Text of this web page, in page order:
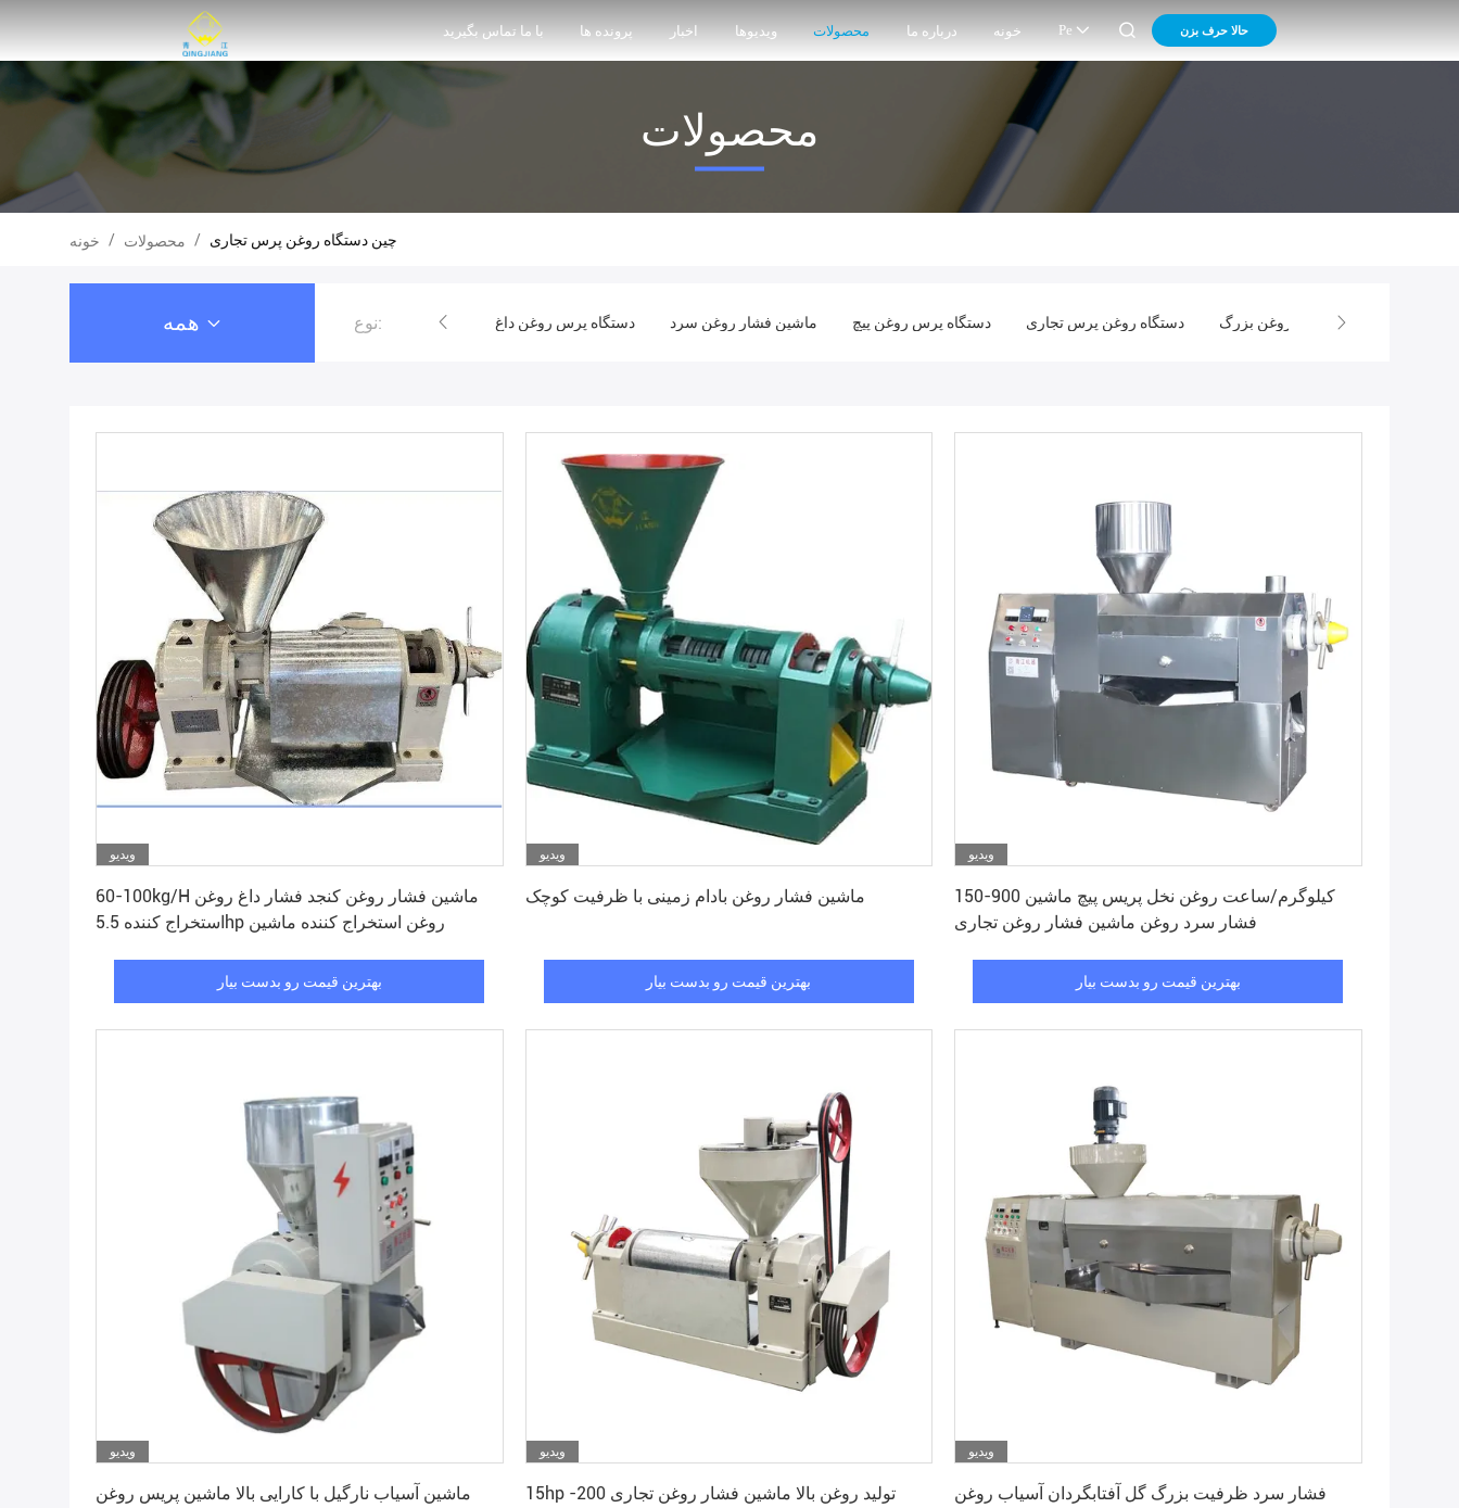
خونه درباره ما محصولات ویدیوها اخبار پرونده ها با ما تماس بگیرید حالا حرف بزن 
Pe
محصولات
خونه / محصولات / چین دستگاه روغن پرس تجاری
نوع:
دستگاه فشار روغن مارپیچی دستگاه پرس روغن داغ ماشین فشار روغن سرد دستگاه پرس روغن پیچ دستگاه روغن پرس تجاری فشار روغن بزرگ
ویدیو
60-100kg/H ماشین فشار روغن کنجد فشار داغ روغن
استخراج کننده 5.5hp روغن استخراج کننده ماشین
بهترین قیمت رو بدست بیار
ویدیو
ماشین فشار روغن بادام زمینی با ظرفیت کوچک
بهترین قیمت رو بدست بیار
ویدیو
150-900 کیلوگرم/ساعت روغن نخل پریس پیچ ماشین
فشار سرد روغن ماشین فشار روغن تجاری
بهترین قیمت رو بدست بیار
ویدیو
ماشین آسیاب نارگیل با کارایی بالا ماشین پریس روغن
ویدیو
15hp تولید روغن بالا ماشین فشار روغن تجاری 200-
ویدیو
فشار سرد ظرفیت بزرگ گل آفتابگردان آسیاب روغن